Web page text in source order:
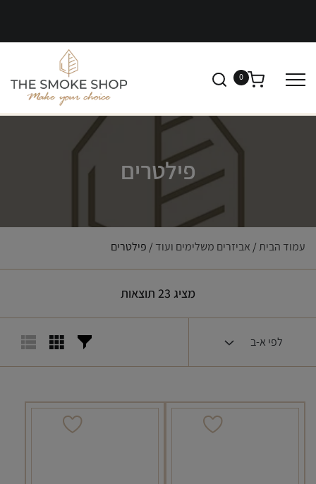
0
פילטרים
עמוד הבית/ אביזרים משלימים ועוד/ פילטרים
מציג 23 תוצאות
לפי א-ב